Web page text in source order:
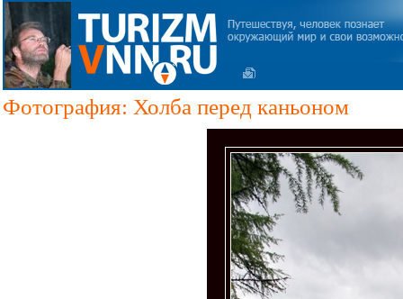
Фотография: Холба перед каньоном